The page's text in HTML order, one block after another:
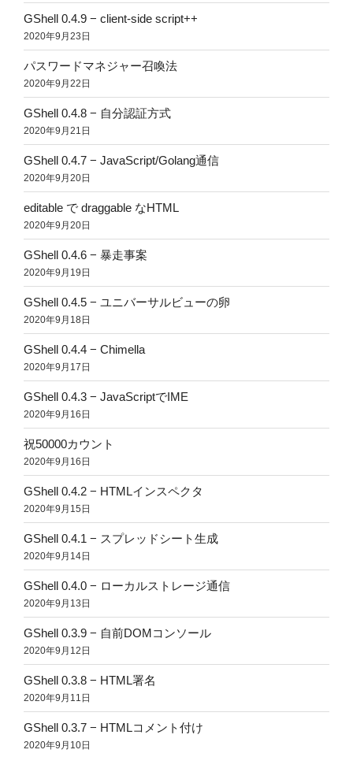
GShell 0.4.9 − client-side script++
2020年9月23日
パスワードマネジャー召喚法
2020年9月22日
GShell 0.4.8 − 自分認証方式
2020年9月21日
GShell 0.4.7 − JavaScript/Golang通信
2020年9月20日
editable で draggable なHTML
2020年9月20日
GShell 0.4.6 − 暴走事案
2020年9月19日
GShell 0.4.5 − ユニバーサルビューの卵
2020年9月18日
GShell 0.4.4 − Chimella
2020年9月17日
GShell 0.4.3 − JavaScriptでIME
2020年9月16日
祝50000カウント
2020年9月16日
GShell 0.4.2 − HTMLインスペクタ
2020年9月15日
GShell 0.4.1 − スプレッドシート生成
2020年9月14日
GShell 0.4.0 − ローカルストレージ通信
2020年9月13日
GShell 0.3.9 − 自前DOMコンソール
2020年9月12日
GShell 0.3.8 − HTML署名
2020年9月11日
GShell 0.3.7 − HTMLコメント付け
2020年9月10日